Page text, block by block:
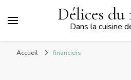
Délices du
Dans la cuisine
Accueil financiers